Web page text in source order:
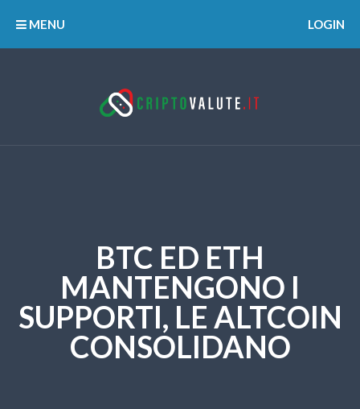
MENU LOGIN
BTC ED ETH
MANTENGONO I
SUPPORTI, LE ALTCOIN
CONSOLIDANO